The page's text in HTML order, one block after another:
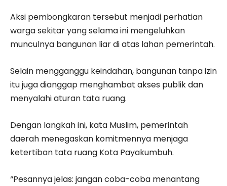
Aksi pembongkaran tersebut menjadi perhatian
warga sekitar yang selama ini mengeluhkan
munculnya bangunan liar di atas lahan pemerintah.
Selain mengganggu keindahan, bangunan tanpa izin
itu juga dianggap menghambat akses publik dan
menyalahi aturan tata ruang.
Dengan langkah ini, kata Muslim, pemerintah
daerah menegaskan komitmennya menjaga
ketertiban tata ruang Kota Payakumbuh.
“Pesannya jelas: jangan coba-coba menantang